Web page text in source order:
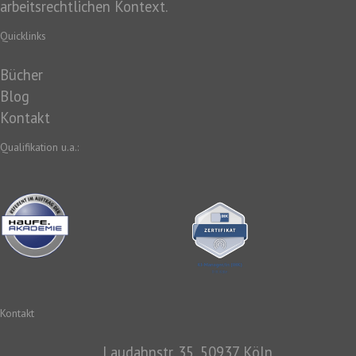
arbeitsrechtlichen Kontext.
Quicklinks
Bücher
Blog
Kontakt
Qualifikation u.a.:
Kontakt
Laudahnstr. 35, 50937 Köln